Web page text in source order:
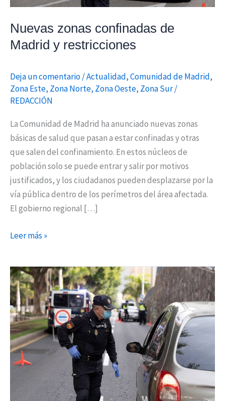
Nuevas zonas confinadas de
Madrid y restricciones
Deja un comentario/Actualidad,Comunidad de Madrid,
Zona Este, Zona Norte, Zona Oeste, Zona Sur/
REDACCIÓN
La Comunidad de Madrid ha anunciado nuevas zonas
básicas de salud que pasan a estar confinadas y otras
que salen del confinamiento. En estos núcleos de
población solo se puede entrar y salir por motivos
justificados, y los ciudadanos pueden desplazarse por la
vía pública dentro de los perímetros del área afectada.
El gobierno regional […]
Leer más »
La
Comunidad
amplía
las
restricciones
de
movilidad